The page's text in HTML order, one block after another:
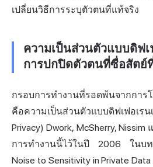
เปลี่ยนวิธีการระบุตัวตนที่แท้จริง
ความเป็นส่วนตัวแบบดิฟเ
การปกปิดตัวตนที่ซื่อสัตย์
กรอบการทำงานที่รอดพ้นจากกา
คือความเป็นส่วนตัวแบบดิฟเฟอ
Privacy) Dwork, McSherry,
การทำงานนี้ไว้ในปี 2006 ในบท
Noise to Sensitivity in Private